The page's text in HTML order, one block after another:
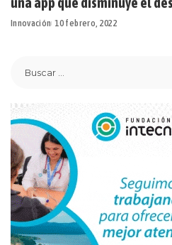
Innovación 10 febrero, 2022